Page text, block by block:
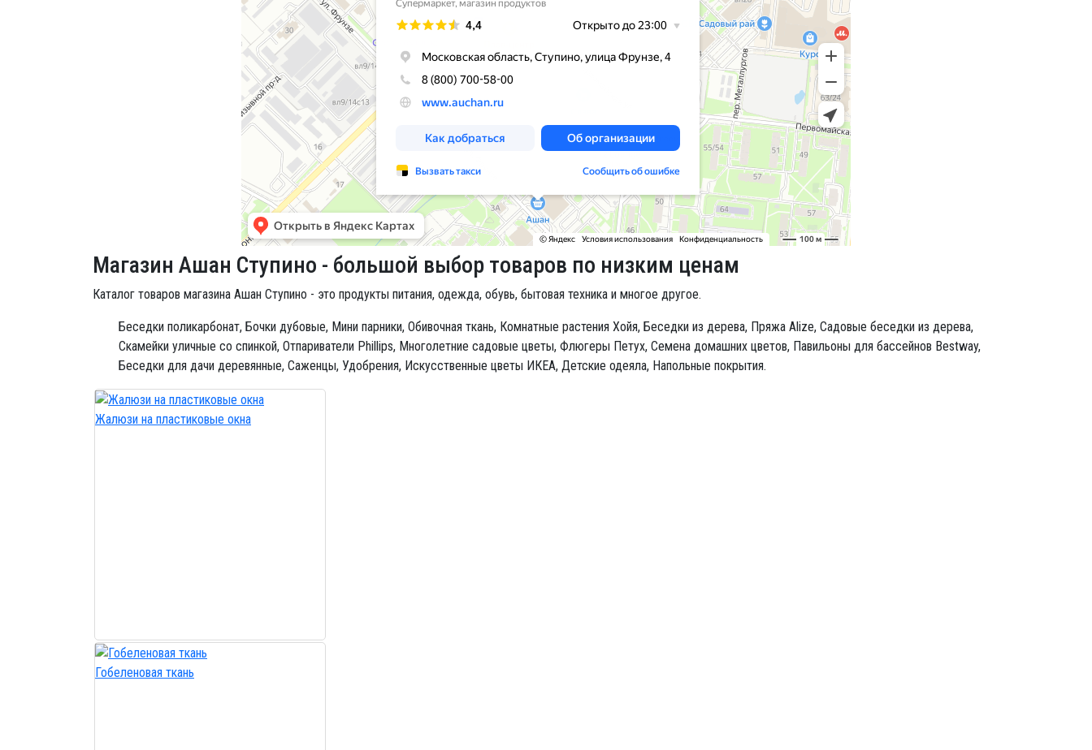
Магазин Ашан Ступино - большой выбор товаров по низким ценам
Каталог товаров магазина Ашан Ступино - это продукты питания, одежда, обувь, бытовая техника и многое другое.
Беседки поликарбонат, Бочки дубовые, Мини парники, Обивочная ткань, Комнатные растения Хойя, Беседки из дерева, Пряжа Alize, Садовые беседки из дерева,
Скамейки уличные со спинкой, Отпариватели Phillips, Многолетние садовые цветы, Флюгеры Петух, Семена домашних цветов, Павильоны для бассейнов Bestway,
Беседки для дачи деревянные, Саженцы, Удобрения, Искусственные цветы ИКЕА, Детские одеяла, Напольные покрытия.
Жалюзи на пластиковые окна
Гобеленовая ткань